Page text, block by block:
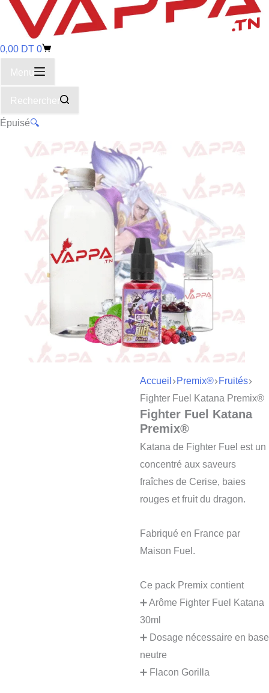
0,00 DT 0
Menu
Rechercher
Épuisé🔍
Accueil Premix® Fruités
Fighter Fuel Katana Premix®
Fighter Fuel Katana
Premix®
Katana de Fighter Fuel est un
concentré aux saveurs
fraîches de Cerise, baies
rouges et fruit du dragon.
Fabriqué en France par
Maison Fuel.
Ce pack Premix contient
➕ Arôme Fighter Fuel Katana
30ml
➕ Dosage nécessaire en base
neutre
➕ Flacon Gorilla